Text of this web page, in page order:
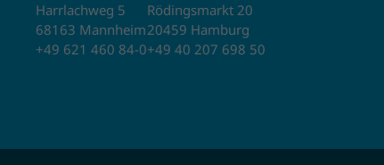
Harrlachweg 5
68163 Mannheim
+49 621 460 84-0
Rödingsmarkt 20
20459 Hamburg
+49 40 207 698 50